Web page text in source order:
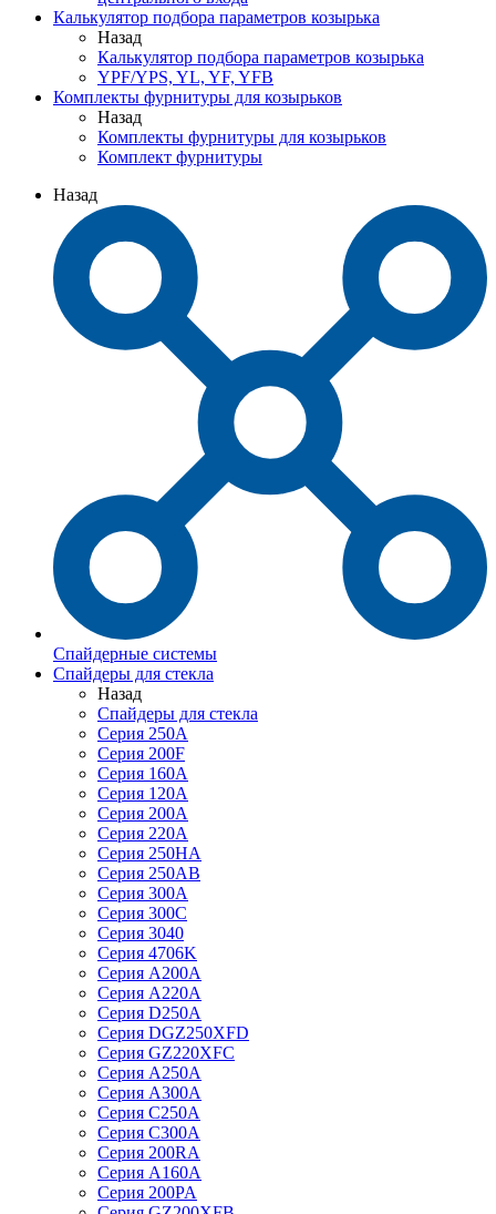
Калькулятор подбора параметров козырька
Назад
Калькулятор подбора параметров козырька
YPF/YPS, YL, YF, YFB
Комплекты фурнитуры для козырьков
Назад
Комплекты фурнитуры для козырьков
Комплект фурнитуры
Назад
Спайдерные системы
Спайдеры для стекла
Назад
Спайдеры для стекла
Серия 250А
Серия 200F
Серия 160А
Серия 120A
Серия 200А
Серия 220А
Серия 250HA
Серия 250АB
Серия 300А
Серия 300С
Серия 3040
Серия 4706K
Серия A200A
Серия A220A
Серия D250A
Серия DGZ250XFD
Серия GZ220XFC
Серия А250А
Серия А300А
Серия С250A
Серия С300A
Серия 200RA
Серия А160A
Серия 200PA